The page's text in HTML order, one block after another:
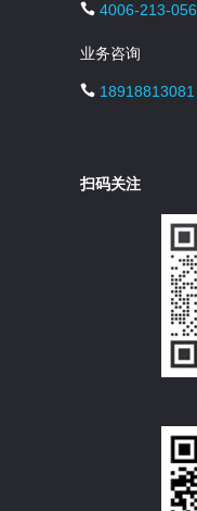
4006-213-056
业务咨询
18918813081
扫码关注